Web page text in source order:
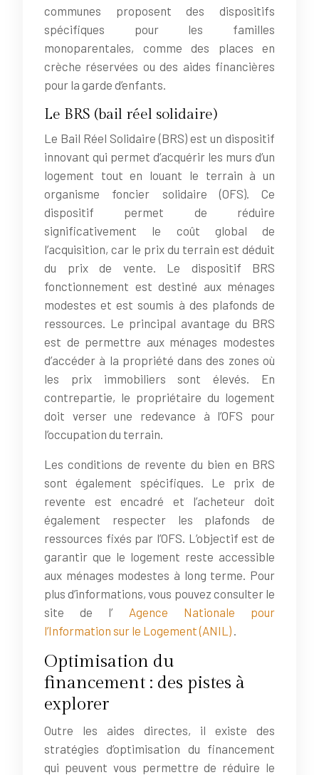
communes proposent des dispositifs
spécifiques pour les familles
monoparentales, comme des places en
crèche réservées ou des aides financières
pour la garde d’enfants.
Le BRS (bail réel solidaire)
Le Bail Réel Solidaire (BRS) est un dispositif
innovant qui permet d’acquérir les murs d’un
logement tout en louant le terrain à un
organisme foncier solidaire (OFS). Ce
dispositif permet de réduire
significativement le coût global de
l’acquisition, car le prix du terrain est déduit
du prix de vente. Le dispositif BRS
fonctionnement est destiné aux ménages
modestes et est soumis à des plafonds de
ressources. Le principal avantage du BRS
est de permettre aux ménages modestes
d’accéder à la propriété dans des zones où
les prix immobiliers sont élevés. En
contrepartie, le propriétaire du logement
doit verser une redevance à l’OFS pour
l’occupation du terrain.
Les conditions de revente du bien en BRS
sont également spécifiques. Le prix de
revente est encadré et l’acheteur doit
également respecter les plafonds de
ressources fixés par l’OFS. L’objectif est de
garantir que le logement reste accessible
aux ménages modestes à long terme. Pour
plus d’informations, vous pouvez consulter le
site de l’ Agence Nationale pour
l’Information sur le Logement (ANIL)
Optimisation du
financement : des pistes à
explorer
Outre les aides directes, il existe des
stratégies d’optimisation du financement
qui peuvent vous permettre de réduire le